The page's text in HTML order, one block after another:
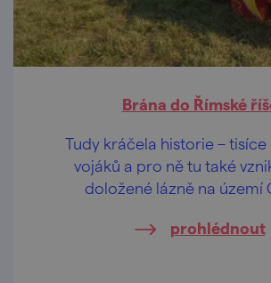
Brána do Římské
Tudy kráčela historie –
vojáků a pro ně tu také
doložené lázně na území
prohlédnout